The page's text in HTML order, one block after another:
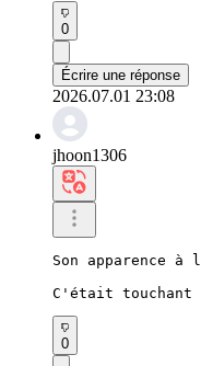
0
Écrire une réponse
2026.07.01 23:08
jhoon1306
Son apparence
C'était touchant
0